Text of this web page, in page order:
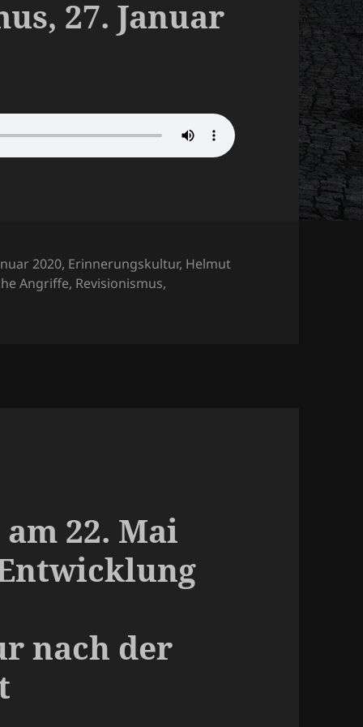
27. Januar
2020, Erinnerungskultur, Helmut
Angriffe, Revisionismus,
22. Mai
nach der